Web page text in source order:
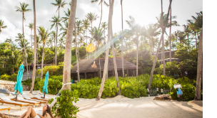
e-pood
reisikonsultandi teenus, tule